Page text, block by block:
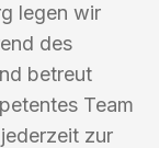
legen wir
des
betreut
Team
zur